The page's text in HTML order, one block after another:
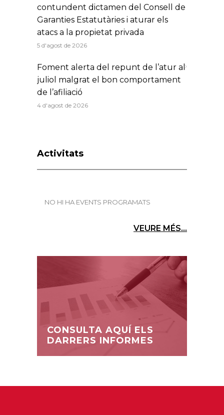
contundent dictamen del Consell de
Garanties Estatutàries i aturar els
atacs a la propietat privada
5 d'agost de 2026
Foment alerta del repunt de l’atur al
juliol malgrat el bon comportament
de l’afiliació
4 d'agost de 2026
Activitats
NO HI HA EVENTS PROGRAMATS
VEURE MÉS...
CONSULTA AQUÍ ELS
DARRERS INFORMES